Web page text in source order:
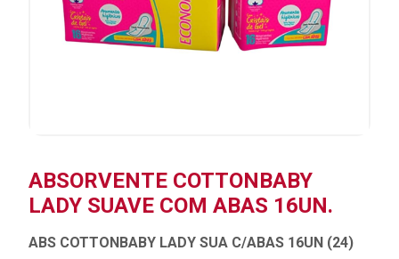
ABSORVENTE COTTONBABY
LADY SUAVE COM ABAS 16UN.
ABS COTTONBABY LADY SUA C/ABAS 16UN (24)